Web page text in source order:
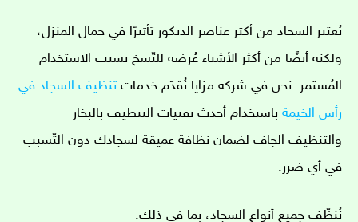
يُعتبر السجاد من أكثر عناصر الديكور تأثيرًا في جمال المنزل،
ولكنه أيضًا من أكثر الأشياء عُرضة للتّسخ بسبب الاستخدام
المُستمر. نحن في شركة مزايا نُقدّم خدمات تنظيف السجاد في
رأس الخيمة باستخدام أحدث تقنيات التنظيف بالبخار
والتنظيف الجاف لضمان نظافة عميقة لسجادك دون التّسبب
في أي ضرر.
نُنظّف جميع أنواع السجاد، بما في ذلك: